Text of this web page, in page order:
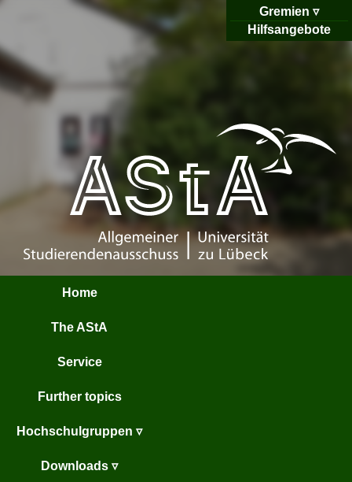
Gremien
Hilfsangebote
Home
The AStA
Service
Further topics
Hochschulgruppen ▿
Downloads ▿